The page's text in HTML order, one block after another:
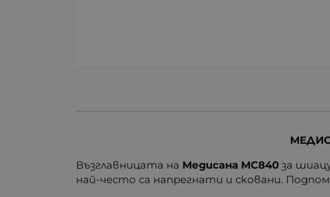
Възглавницата на Медисана MC840 за
най-често са напрегнати и сковани.